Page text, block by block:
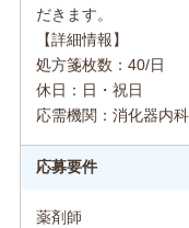
だきます。
【詳細情報】
処方箋枚数：40/日
休日：日・祝日
応需機関：消化器内
応募要件
薬剤師